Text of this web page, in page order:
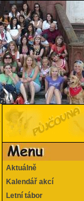
Aktuálně
Kalendář akcí
Letní tábor